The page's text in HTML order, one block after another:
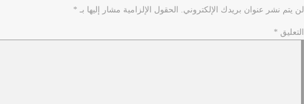
لن يتم نشر عنوان بريدك الإلكتروني. الحقول الإلزامية مشار إليها بـ *
التعليق *